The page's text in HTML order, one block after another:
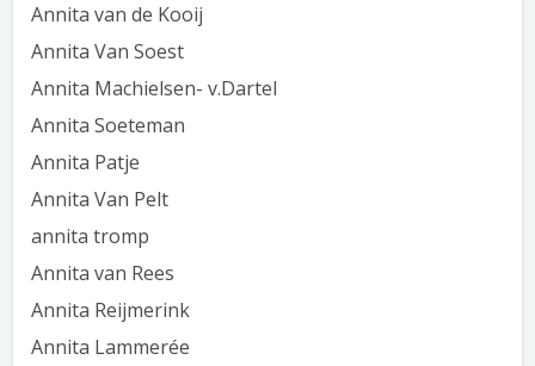
Annita van de Kooij
Annita Van Soest
Annita Machielsen- v.Dartel
Annita Soeteman
Annita Patje
Annita Van Pelt
annita tromp
Annita van Rees
Annita Reijmerink
Annita Lammerée